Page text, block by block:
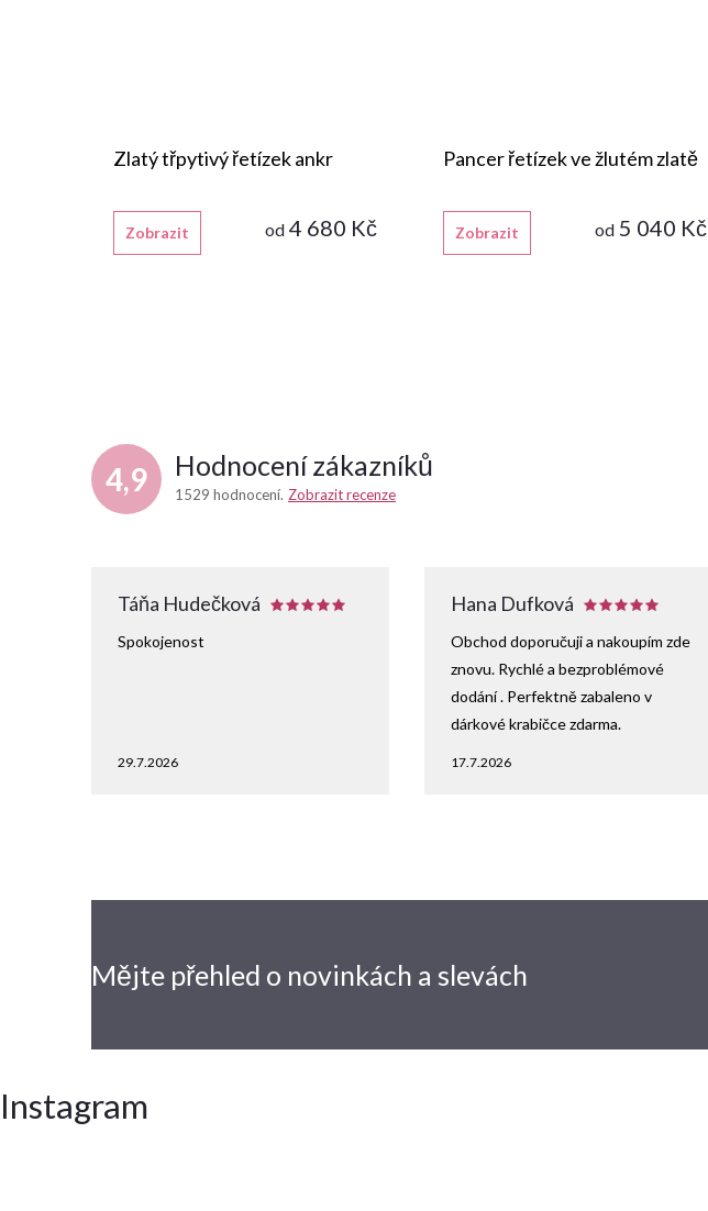
Zlatý třpytivý řetízek ankr
od 4 680 Kč
Zobrazit
Pancer řetízek ve žlutém zlatě
od 5 040 Kč
Zobrazit
4,9 Hodnocení zákazníků
1529 hodnocení Zobrazit recenze
Táňa Hudečková
29.7.2026
Spokojenost
Hana Dufková
17.7.2026
Obchod doporučuji a nakoupím zde
znovu. Rychlé a bezproblémové
dodání . Perfektně zabaleno v
dárkové krabičce zdarma.
Mějte přehled o novinkách a slevách
Instagram